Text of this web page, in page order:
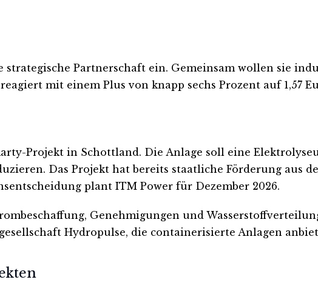
Partnerschaft ein. Gemeinsam wollen sie
mit einem Plus von knapp sechs Prozent auf 1,57
Projekt in Schottland. Die Anlage soll eine
Das Projekt hat bereits staatliche Förderung aus
plant ITM Power für Dezember 2026.
Genehmigungen und
Hydropulse, die containerisierte Anlagen